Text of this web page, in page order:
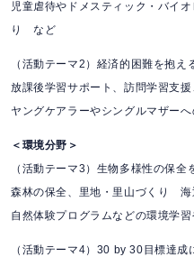
児童虐待やドメスティック・バイ
り など
（活動テーマ2）経済的困難を抱
放課後学習サポート、訪問学習支援
ヤングケアラーやシングルマザー
＜環境分野＞
（活動テーマ3）生物多様性の保全
森林の保全、里地・里山づくり
自然体験プログラムなどの環境学
（活動テーマ4）30 by 30目標達成